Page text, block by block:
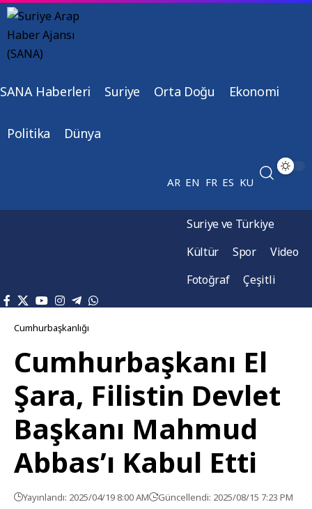
SANA Haberleri Suriye Orta Doğu Ekonomi
Politika Dünya
AR EN FR ES KU
Suriye ve Türkiye
Kültür
Spor
Video
Fotoğraf
Çeşitli
Cumhurbaşkanlığı
Cumhurbaşkanı El
Şara, Filistin Devlet
Başkanı Mahmud
Abbas’ı Kabul Etti
Yayınlandı: 2025/04/19 8:00 AM Güncellendi: 2025/08/15 7:23 PM